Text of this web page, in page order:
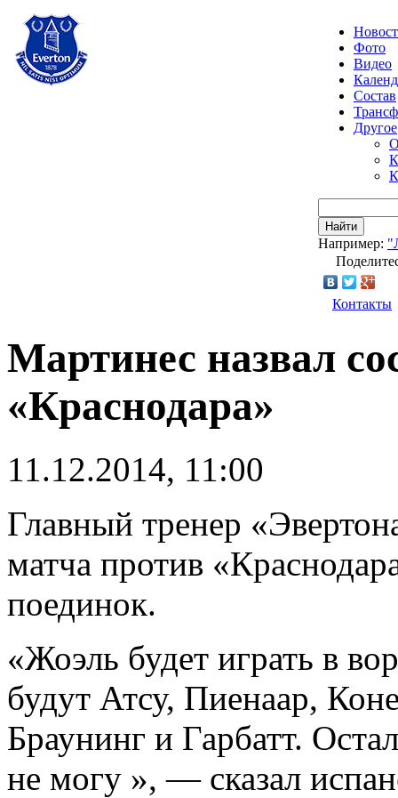
Фото
Видео
Состав
Другое
Найти
Например:
Контакты
Мартинес назвал
«Краснодара»
11.12.2014, 11:00
Главный тренер
матча против
поединок.
«Жоэль будет играть в
будут Атсу, Пиенаар,
Браунинг и Гарбатт.
не могу », — сказал